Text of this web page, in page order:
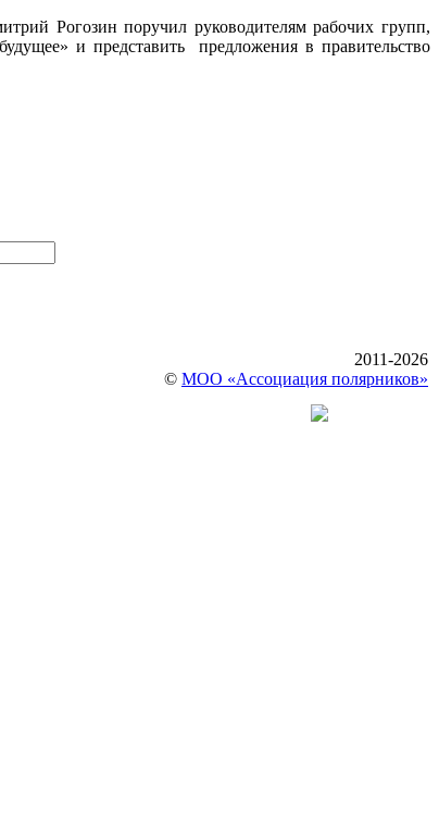
Рогозин поручил руководителям рабочих групп,
и представить предложения в правительство
2011-2026
© МОО «Ассоциация полярников»